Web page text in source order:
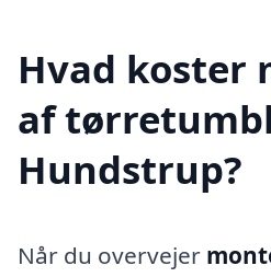
Hvad koster
af
Hundstrup?
Når du overvejer